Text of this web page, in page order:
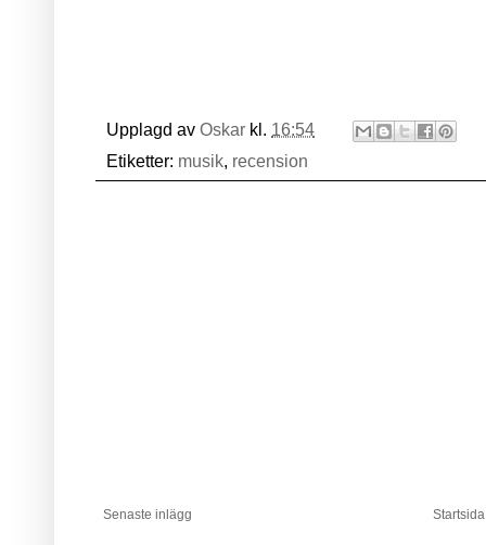
Upplagd av Oskar kl. 16:54
Etiketter: musik, recension
Senaste inlägg Startsida